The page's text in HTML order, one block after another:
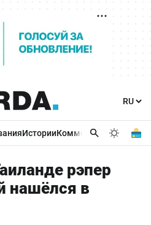
ИсторииКомментарииБизнес
рэпер
нашёлся в